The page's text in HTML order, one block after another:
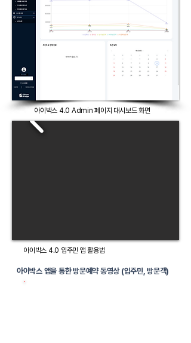
​아이박스 4.0 Admin 페이지 대시보드 화면
​아이박스 4.0 입주민 앱 활용법
아이박스 앱을 통한 방문예약 동영상 (입주민, 방문객)